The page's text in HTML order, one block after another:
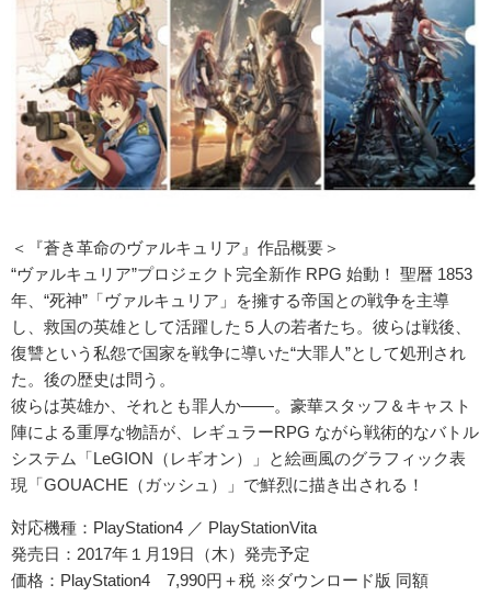
＜『蒼き革命のヴァルキュリア』作品概要＞
“ヴァルキュリア”プロジェクト完全新作 RPG 始動！ 聖暦 1853
年、“死神”「ヴァルキュリア」を擁する帝国との戦争を主導
し、救国の英雄として活躍した５人の若者たち。彼らは戦後、
復讐という私怨で国家を戦争に導いた“大罪人”として処刑され
た。後の歴史は問う。
彼らは英雄か、それとも罪人か――。豪華スタッフ＆キャスト
陣による重厚な物語が、レギュラーRPG ながら戦術的なバトル
システム「LeGION（レギオン）」と絵画風のグラフィック表
現「GOUACHE（ガッシュ）」で鮮烈に描き出される！
対応機種：PlayStation4 ／ PlayStationVita
発売日：2017年１月19日（木）発売予定
価格：PlayStation4 7,990円＋税 ※ダウンロード版 同額